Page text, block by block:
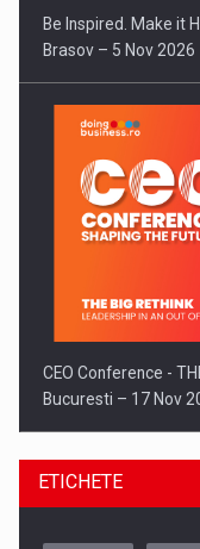
Be Inspired. Make it
Brasov – 5 Nov 2026
CEO Conference -
Bucuresti – 17 Nov
ETICHETE